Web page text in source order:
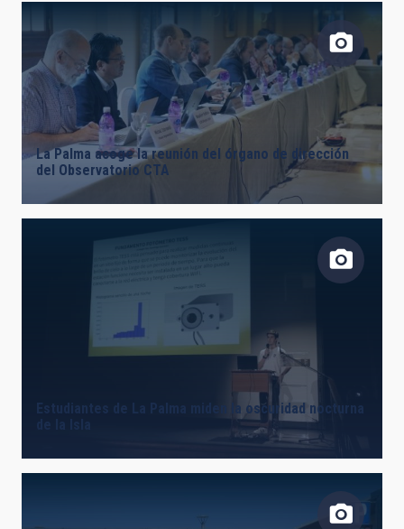
ETIQUETAS LIBRES
FECHA DE CREACIÓN ORDENAR POR ORDEN
La Palma acoge la reunión del órgano de dirección
del Observatorio CTA
Estudiantes de La Palma miden la oscuridad nocturna
de la Isla